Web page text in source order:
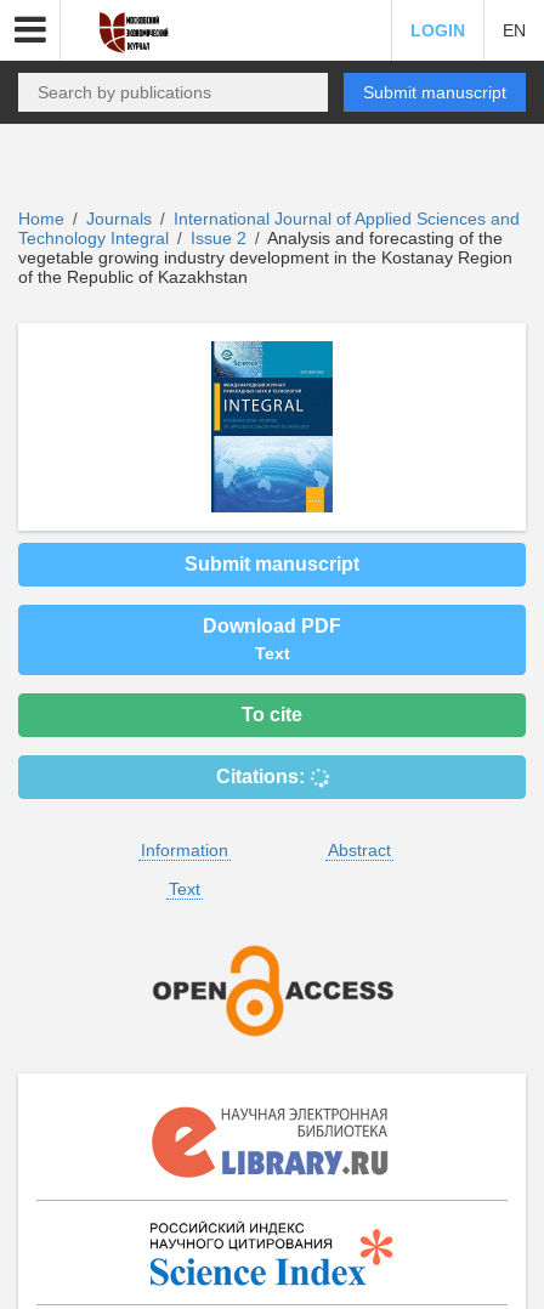
LOGIN EN
Submit manuscript
Home / Journals / International Journal of Applied Sciences and
Technology Integral / Issue 2 / Analysis and forecasting of the
vegetable growing industry development in the Kostanay Region
of the Republic of Kazakhstan
Submit manuscript
Download PDF
Text
To cite
Citations:
Information
Abstract
Text